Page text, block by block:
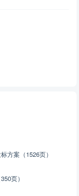
与切配管理制度 143
卫生管理制度
卫生管理控制 177
178 3.14.2食品安全
操作流程 192 （ 3 ）
流程 196 （ 7 ） 食
） 榨汁机
方案（1526页）
页）